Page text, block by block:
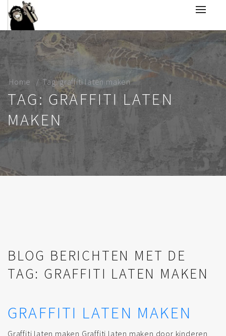
Home Tag: graffiti laten maken
TAG: GRAFFITI LATEN
MAKEN
BLOG BERICHTEN MET DE
TAG: GRAFFITI LATEN MAKEN
GRAFFITI LATEN MAKEN
Graffiti laten maken Graffiti laten maken door kinderen